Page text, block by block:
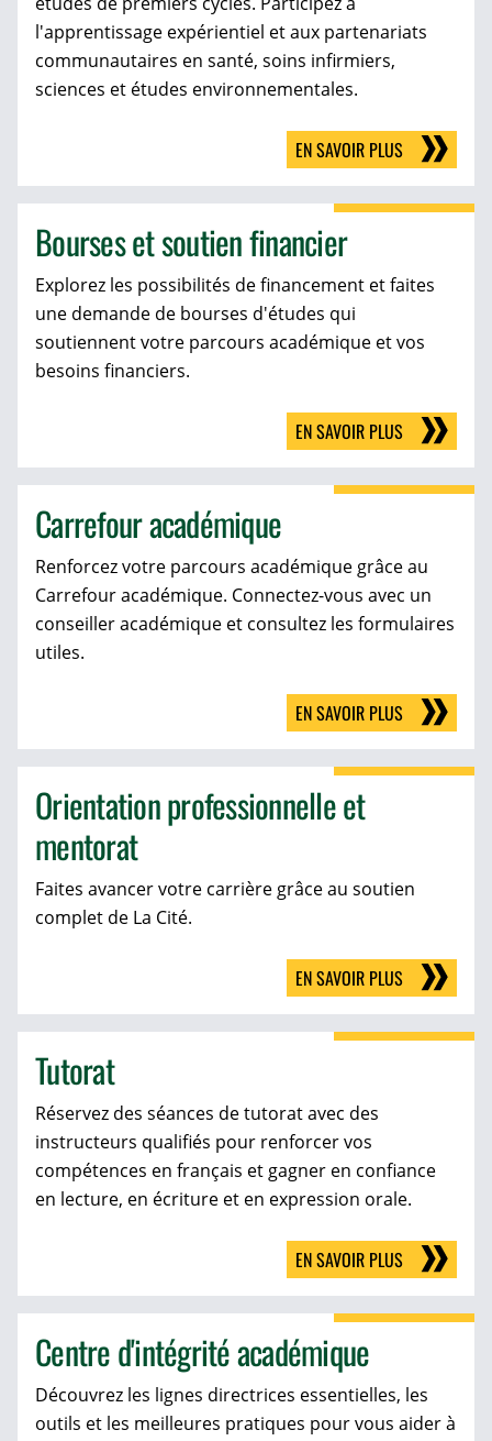
l'apprentissage expérientiel et aux partenariats
communautaires en santé, soins infirmiers,
sciences et études environnementales.
EN SAVOIR PLUS
Bourses et soutien financier
Explorez les possibilités de financement et faites
une demande de bourses d'études qui
soutiennent votre parcours académique et vos
besoins financiers.
EN SAVOIR PLUS
Carrefour académique
Renforcez votre parcours académique grâce au
Carrefour académique. Connectez-vous avec un
conseiller académique et consultez les formulaires
utiles.
EN SAVOIR PLUS
Orientation professionnelle et
mentorat
Faites avancer votre carrière grâce au soutien
complet de La Cité.
EN SAVOIR PLUS
Tutorat
Réservez des séances de tutorat avec des
instructeurs qualifiés pour renforcer vos
compétences en français et gagner en confiance
en lecture, en écriture et en expression orale.
EN SAVOIR PLUS
Centre d'intégrité académique
Découvrez les lignes directrices essentielles, les
outils et les meilleures pratiques pour vous aider à